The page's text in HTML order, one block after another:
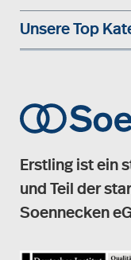
Unsere Top
Erstling ist ein
und Teil der
Soennecken